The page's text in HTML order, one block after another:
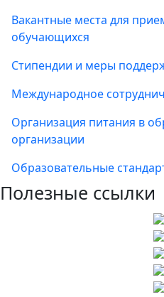
Вакантные места для
обучающихся
Стипендии и меры
Международное
Организация питания в
организации
Образовательные
Полезные ссылки